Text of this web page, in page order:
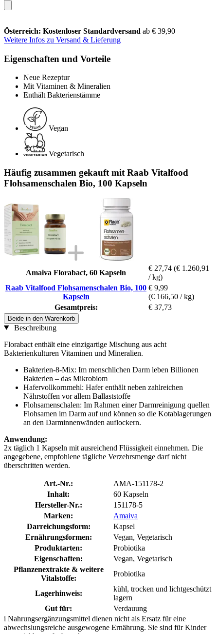
Österreich: Kostenloser Standardversand ab € 39,90
Weitere Infos zu Versand & Lieferung
Eigenschaften und Vorteile
Neue Rezeptur
Mit Vitaminen & Mineralien
Enthält Bakterienstämme
Vegan
Vegetarisch
Häufig zusammen gekauft mit Raab Vitalfood
Flohsamenschalen Bio, 100 Kapseln
Amaiva Florabact, 60 Kapseln
€ 27,74 (€ 1.260,91
/ kg)
Raab Vitalfood Flohsamenschalen Bio, 100
Kapseln
€ 9,99
(€ 166,50 / kg)
Gesamtpreis:
€ 37,73
Beide in den Warenkorb
Beschreibung
Florabact enthält eine einzigartige Mischung aus acht
Bakterienkulturen Vitaminen und Mineralien.
Bakterien-8-Mix: Im menschlichen Darm leben Billionen
Bakterien – das Mikrobiom
Hafervollkornmehl: Hafer enthält neben zahlreichen
Nährstoffen vor allem Ballaststoffe
Flohsamenschalen: Im Rahmen einer Darmreinigung quellen
Flohsamen im Darm auf und können so die Kotablagerungen
an den Darminnenwänden auflockern.
Anwendung:
2x täglich 1 Kapseln mit ausreichend Flüssigkeit einnehmen. Die
angegebene, empfohlene tägliche Verzehrsmenge darf nicht
überschritten werden.
Art.-Nr.:
AMA-151178-2
Inhalt:
60 Kapseln
Hersteller-Nr.:
151178-5
Marken:
Amaiva
Darreichungsform:
Kapsel
Ernährungsformen:
Vegan, Vegetarisch
Produktarten:
Probiotika
Eigenschaften:
Vegan, Vegetarisch
Pflanzenextrakte & weitere
Vitalstoffe:
Probiotika
Lagerhinweis:
kühl, trocken und lichtgeschützt
lagern
Gut für:
Verdauung
i Nahrungsergänzungsmittel dienen nicht als Ersatz für eine
abwechslungsreiche ausgewogene Ernährung. Sie sind für Kinder